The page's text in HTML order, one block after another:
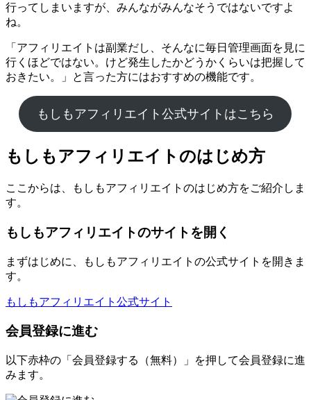
行ってしまいますが、みんながみんなそうではないですよ
ね。
「アフィリエイトは副業だし、そんなに毎日管理画面を見に
行くほどではない。けど発生したかどうかくらいは把握して
おきたい。」と言った方にはおすすめの機能です。
もしもアフィリエイト公式サイトはこちら
もしもアフィリエイトのはじめ方
ここからは、もしもアフィリエイトのはじめ方をご紹介しま
す。
もしもアフィリエイトのサイトを開く
まずはじめに、もしもアフィリエイトの公式サイトを開きま
す。
もしもアフィリエイト公式サイト
会員登録に進む
以下赤枠の「会員登録する（無料）」を押して会員登録に進
みます。